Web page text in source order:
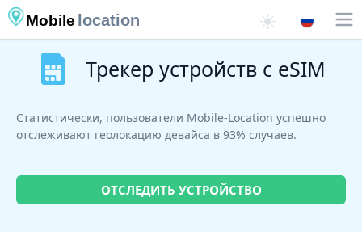
Mobile location
Трекер устройств с eSIM
Статистически, пользователи Mobile-Location успешно
отслеживают геолокацию девайса в 93% случаев.
ОТСЛЕДИТЬ УСТРОЙСТВО